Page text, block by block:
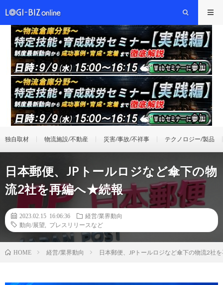
独自取材 物流施設/不動産 災害/事故/不祥事 テクノロジー/製品
日本郵便、JPトールロジなど傘下の物
流2社を再編へ★続報
2023.02.15 16:06:36
経営/業界動向
動向/展望
プレスリリースなど
HOME 経営/業界動向 日本郵便、JPトールロジなど傘下の物流2社